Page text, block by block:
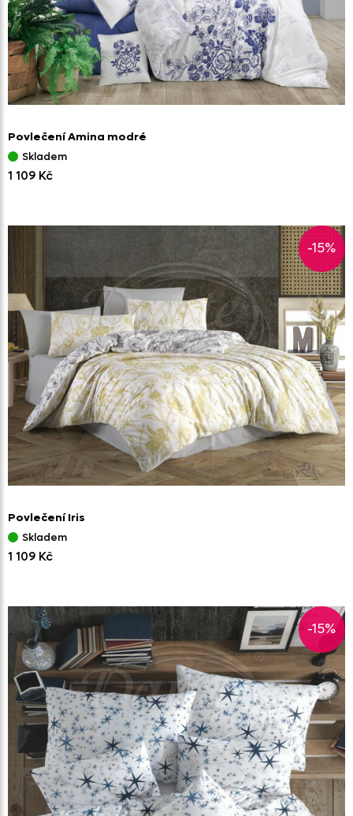
Povlečení Amina modré
Skladem
1 109 Kč
-15%
Povlečení Iris
Skladem
1 109 Kč
-15%